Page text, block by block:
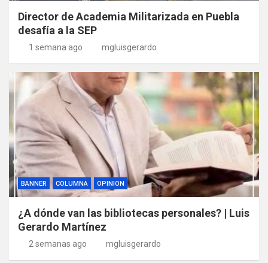
Director de Academia Militarizada en Puebla
desafía a la SEP
1 semana ago mgluisgerardo
BANNER COLUMNA OPINION
¿A dónde van las bibliotecas personales? | Luis
Gerardo Martínez
2 semanas ago mgluisgerardo